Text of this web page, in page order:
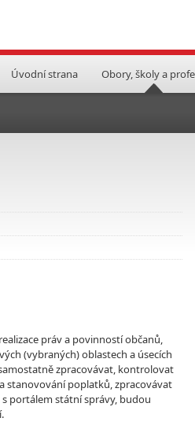
Úvodní strana Obory, školy a
práv a povinností občanů,
(vybraných) oblastech a úsecích
zpracovávat, kontrolovat
stanovování poplatků, zpracovávat
portálem státní správy, budou